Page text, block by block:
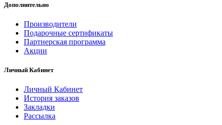
Дополнительно
Производители
Подарочные сертификаты
Партнерская программа
Акции
Личный Кабинет
Личный Кабинет
История заказов
Закладки
Рассылка